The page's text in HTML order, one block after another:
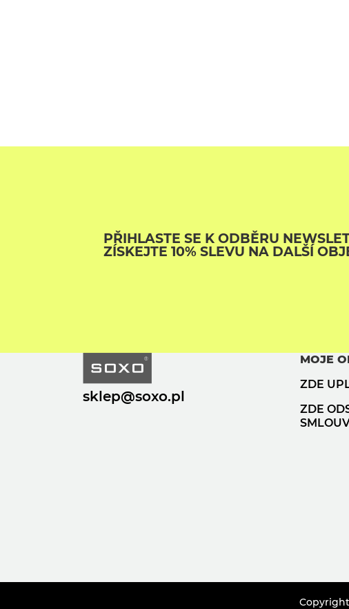
PŘIHLASTE SE K ODBĚRU
ZÍSKEJTE 10% SLEVU NA DALŠÍ
sklep@soxo.pl
MOJE
ZDE
ZDE
Copyright